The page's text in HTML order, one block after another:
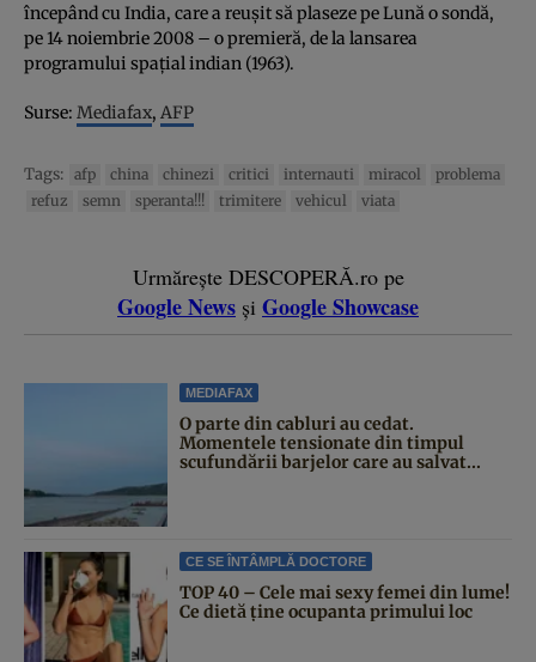
începând cu India, care a reuşit să plaseze pe Lună o sondă,
pe 14 noiembrie 2008 – o premieră, de la lansarea
programului spaţial indian (1963).
Surse: Mediafax, AFP
Tags: afp china chinezi critici internauti miracol
problema
refuz
semn speranta!!! trimitere vehicul viata
Urmărește DESCOPERĂ.ro pe
Google News și Google Showcase
MEDIAFAX
O parte din cabluri au cedat.
Momentele tensionate din timpul
scufundării barjelor care au salvat...
CE SE ÎNTÂMPLĂ DOCTORE
TOP 40 – Cele mai sexy femei din lume!
Ce dietă ține ocupanta primului loc